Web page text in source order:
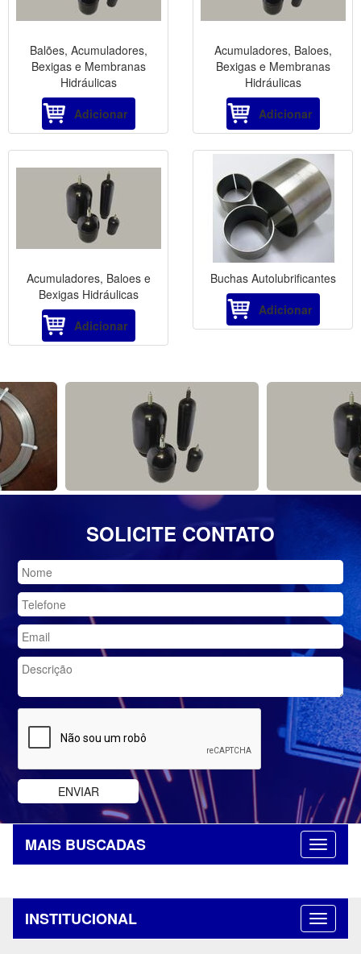
Balões, Acumuladores,
Bexigas e Membranas
Hidráulicas
Adicionar
Acumuladores, Baloes,
Bexigas e Membranas
Hidráulicas
Adicionar
Acumuladores, Baloes e
Bexigas Hidráulicas
Adicionar
Buchas Autolubrificantes
Adicionar
SOLICITE CONTATO
MAIS BUSCADAS
INSTITUCIONAL